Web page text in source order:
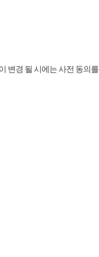
변경 될 시에는 사전 동의를